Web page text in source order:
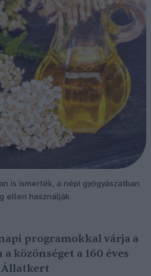
is ismerték, a népi gyógyászatban
ellen használják.
programokkal várja a
a közönséget a 160 éves
Állatkert